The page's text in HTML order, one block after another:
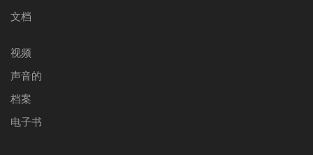
文档
视频
声音的
档案
电子书